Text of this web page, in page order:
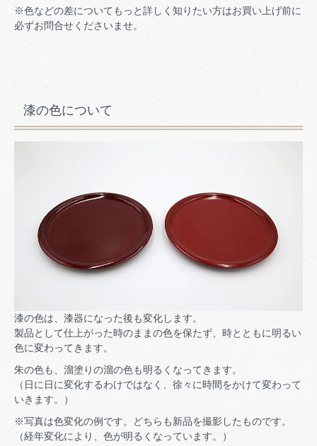
※色などの差についてもっと詳しく知りたい方はお買い上げ前に
必ずお問合せくださいませ。
漆の色について
漆の色は、漆器になった後も変化します。
製品として仕上がった時のままの色を保たず、時とともに明るい
色に変わってきます。
朱の色も、溜塗りの溜の色も明るくなってきます。
（日に日に変化するわけではなく、徐々に時間をかけて変わって
いきます。）
※写真は色変化の例です。どちらも新品を撮影したものです。
（経年変化により、色が明るくなっています。）